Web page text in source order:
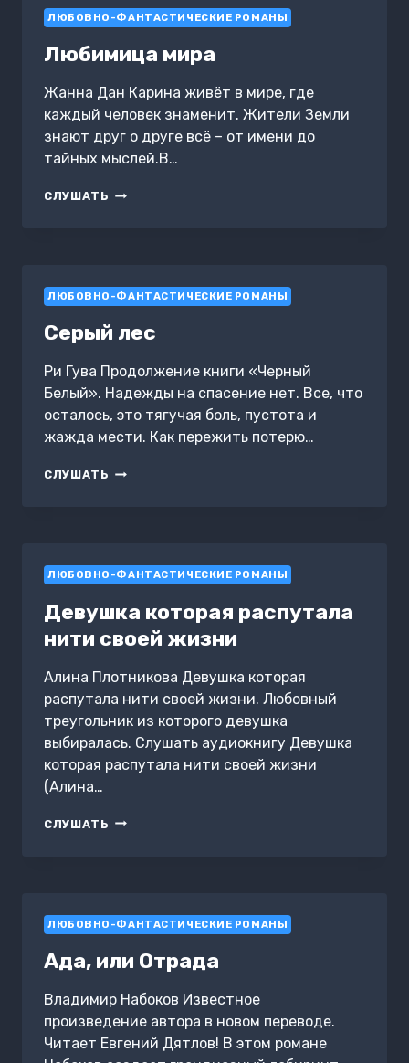
ЛЮБОВНО-ФАНТАСТИЧЕСКИЕ РОМАНЫ
Любимица мира
Жанна Дан Карина живёт в мире, где
каждый человек знаменит. Жители Земли
знают друг о друге всё – от имени до
тайных мыслей.В…
СЛУШАТЬ ЛЮБИМИЦА
ЛЮБОВНО-ФАНТАСТИЧЕСКИЕ РОМАНЫ
Серый лес
Ри Гува Продолжение книги «Черный
Белый». Надежды на спасение нет. Все, что
осталось, это тягучая боль, пустота и
жажда мести. Как пережить потерю…
СЛУШАТЬ СЕРЫЙ
ЛЮБОВНО-ФАНТАСТИЧЕСКИЕ РОМАНЫ
Девушка которая распутала
нити своей жизни
Алина Плотникова Девушка которая
распутала нити своей жизни. Любовный
треугольник из которого девушка
выбиралась. Слушать аудиокнигу Девушка
которая распутала нити своей жизни
(Алина…
СЛУШАТЬ ДЕВУШКА
ЛЮБОВНО-ФАНТАСТИЧЕСКИЕ РОМАНЫ
Ада, или Отрада
Владимир Набоков Известное
произведение автора в новом переводе.
Читает Евгений Дятлов! В этом романе